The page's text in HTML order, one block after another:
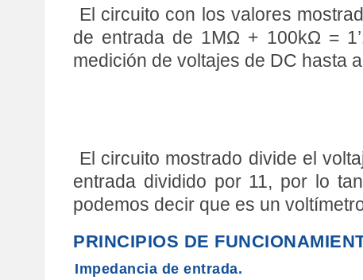
El circuito con los valores
de entrada de 1MΩ + 100kΩ =
medición de voltajes de DC hasta
El circuito mostrado divide el
entrada dividido por 11, por lo
podemos decir que es un
PRINCIPIOS DE
Impedancia de entrada.